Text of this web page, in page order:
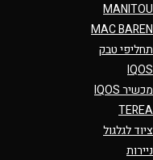
MANITOU
MAC BAREN
תחליפי טבק
IQOS
מכשיר IQOS
TEREA
ציוד לגלגול
ניירות